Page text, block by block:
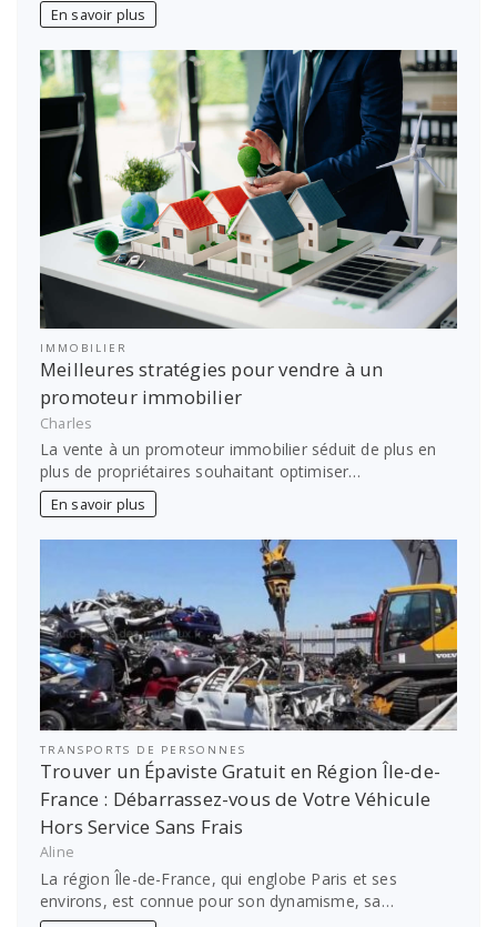
En savoir plus
IMMOBILIER
Meilleures stratégies pour vendre à un
promoteur immobilier
Charles
La vente à un promoteur immobilier séduit de plus en
plus de propriétaires souhaitant optimiser…
En savoir plus
TRANSPORTS DE PERSONNES
Trouver un Épaviste Gratuit en Région Île-de-
France : Débarrassez-vous de Votre Véhicule
Hors Service Sans Frais
Aline
La région Île-de-France, qui englobe Paris et ses
environs, est connue pour son dynamisme, sa…